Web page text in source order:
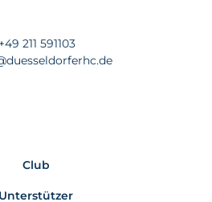
+49 211 591103
Club
Unterstützer